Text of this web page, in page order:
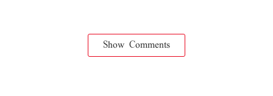
Show Comments